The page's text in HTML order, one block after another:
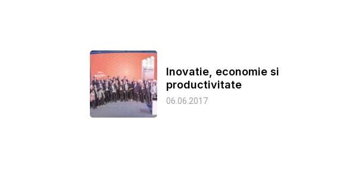
Inovatie, economie si
productivitate
06.06.2017